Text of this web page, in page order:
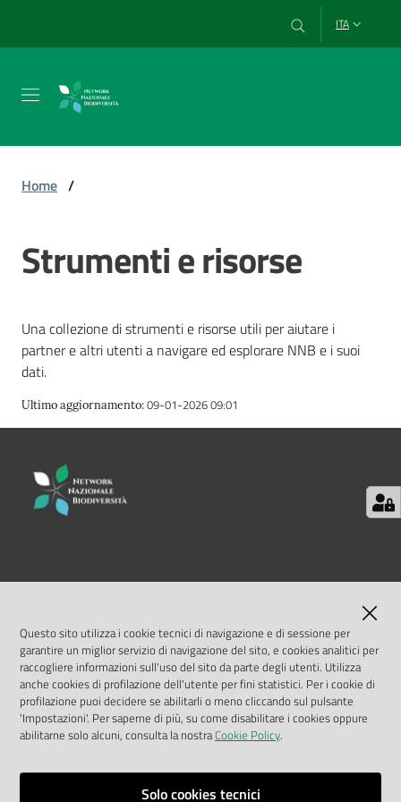
ITA
Chi
e
dati
Strumenti
Citizen
Educazione
e
formazione
ambientale
Home /
Strumenti e risorse
Una collezione di strumenti e risorse utili per aiutare i
partner e altri utenti a navigare ed esplorare NNB e i suoi
dati.
Ultimo aggiornamento:09-01-2026 09:01
LINK UTILI
MASE
ISPRA
Geoportale Nazionale
Biocase
Questo sito utilizza i cookie tecnici di navigazione e di sessione per
garantire un miglior servizio di navigazione del sito, e cookies analitici per
raccogliere informazioni sull'uso del sito da parte degli utenti. Utilizza
anche cookies di profilazione dell'utente per fini statistici. Per i cookie di
profilazione puoi decidere se abilitarli o meno cliccando sul pulsante
'Impostazioni'. Per saperne di più, su come disabilitare i cookies oppure
abilitarne solo alcuni, consulta la nostraCookie Policy.
Solo cookies tecnici